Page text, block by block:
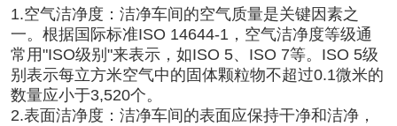
1.空气洁净度： 洁净车间 的空气质量是关键因素之
一。根据国际标准ISO 14644-1，空气洁净度等级通
常用"ISO级别"来表示，如ISO 5、ISO 7等。ISO 5级
别表示每立方米空气中的固体颗粒物不超过0.1微米的
数量应小于3,520个。
2.表面洁净度：洁净车间的表面应保持干净和洁净，